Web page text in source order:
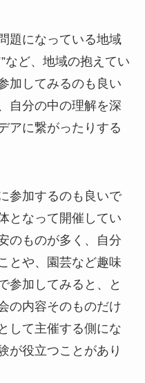
題になっている地域
など、地域の抱えてい
加してみるのも良い
自分の中の理解を深
アに繋がったりする
参加するのも良いで
となって開催してい
のものが多く、自分
とや、園芸など趣味
参加してみると、と
の内容そのものだけ
して主催する側にな
が役立つことがあり